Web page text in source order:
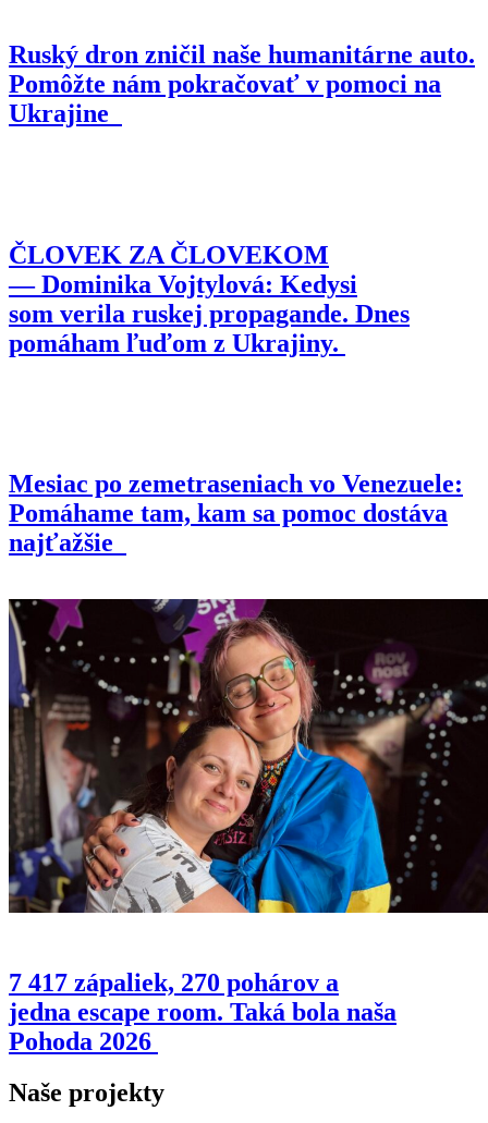
Ruský dron zničil naše humanitárne auto.
Pomôžte nám pokračovať v pomoci na
Ukrajine
ČLOVEK ZA ČLOVEKOM
— Dominika Vojtylová: Kedysi
som verila ruskej propagande. Dnes
pomáham ľuďom z Ukrajiny.
Mesiac po zemetraseniach vo Venezuele:
Pomáhame tam, kam sa pomoc dostáva
najťažšie
7 417 zápaliek, 270 pohárov a
jedna escape room. Taká bola naša
Pohoda 2026
Naše projekty